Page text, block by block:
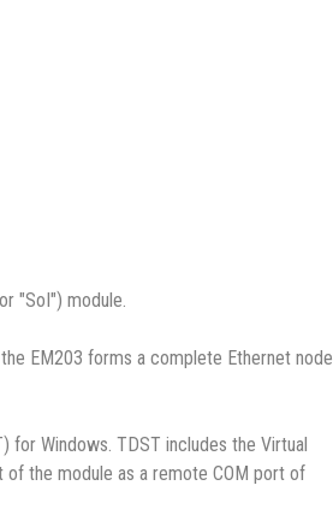
"SoI") module.
EM203 forms a complete Ethernet node
Windows. TDST includes the Virtual
the module as a remote COM port of